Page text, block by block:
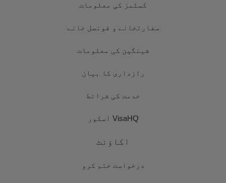
کسٹمز کی معلومات
سفارتخانے و قونصل خانے
شینگین کی معلومات
رازداری کا بیان
خدمت کی شرائط
VisaHQ اسکور
اکاؤنٹ
درخواست ختم کرو